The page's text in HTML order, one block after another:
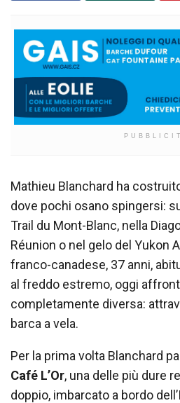
Mathieu Blanchard ha
dove pochi osano spingersi:
Trail du Mont-Blanc, nella
Réunion o nel gelo del Yukon
franco-canadese, 37 anni,
al freddo estremo, oggi
completamente diversa:
barca a vela.
Per la prima volta Blanchard
Café L’Or, una delle più dure
doppio, imbarcato a bordo